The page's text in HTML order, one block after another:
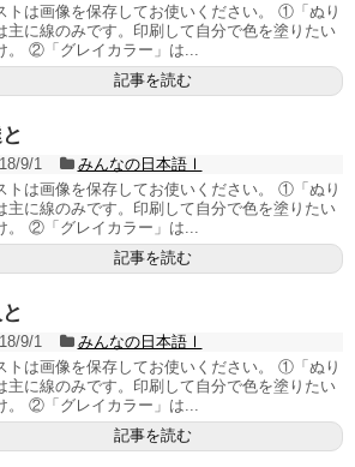
トは画像を保存してお使いください。 ①「ぬり
主に線のみです。印刷して自分で色を塗りたい
。 ②「グレイカラー」は...
記事を読む
9/1
みんなの日本語Ⅰ
トは画像を保存してお使いください。 ①「ぬり
主に線のみです。印刷して自分で色を塗りたい
。 ②「グレイカラー」は...
記事を読む
9/1
みんなの日本語Ⅰ
トは画像を保存してお使いください。 ①「ぬり
主に線のみです。印刷して自分で色を塗りたい
。 ②「グレイカラー」は...
記事を読む